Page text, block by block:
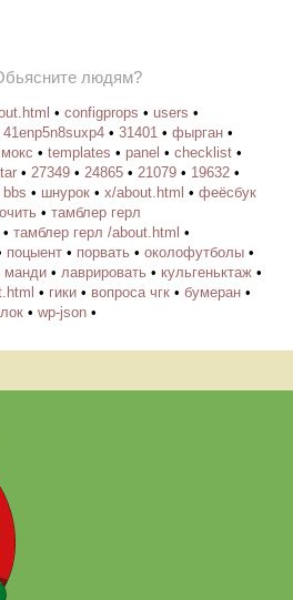
людям?
• configprops • users •
41enp5n8suxp4 • 31401 • фырган •
мокс • templates • panel • checklist •
• 27349 • 24865 • 21079 • 19632 •
• шнурок • х/about.html • феёсбук
• тамблер герл
• тамблер герл /about.html •
поцыент • порвать • околофутболы •
манди • лаврировать • кульгеньктаж •
• гики • вопроса чгк • бумеран •
• wp-json •